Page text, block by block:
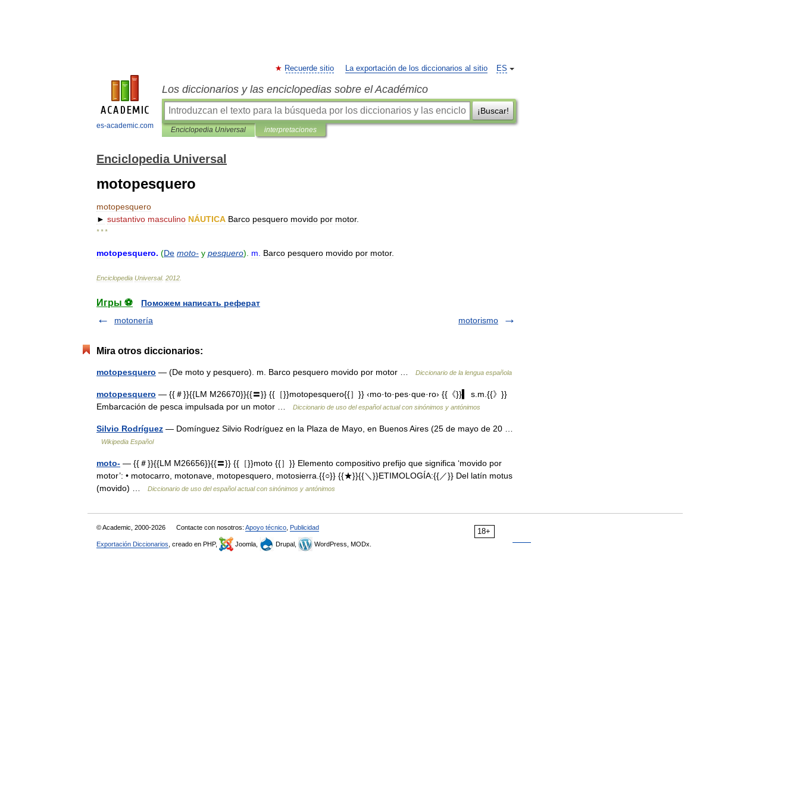
es-academic.com
ES
Recuerde sitio La exportación de los diccionarios al sitio
Los diccionarios y las enciclopedias sobre el Académico
¡Buscar!
Enciclopedia Universal interpretaciones
Enciclopedia Universal
motopesquero
motopesquero
► sustantivo masculino NÁUTICA Barco pesquero movido por motor.
* * *
motopesquero. (De moto- y pesquero). m Barco pesquero movido por motor.
Enciclopedia Universal. 2012
Игры ⚽
Поможем написать реферат
motonería
motorismo
Mira otros diccionarios:
motopesquero — (De moto y pesquero). m. Barco pesquero movido por motor … Diccionario de la lengua española
motopesquero — {{＃}}{{LM M26670}}{{〓}} {{［}}motopesquero{{］}} ‹mo·to·pes·que·ro› {{《}}▍ s.m.{{》}}
Embarcación de pesca impulsada por un motor …
Diccionario de uso del español actual con sinónimos y antónimos
Silvio Rodríguez — Domínguez Silvio Rodríguez en la Plaza de Mayo, en Buenos Aires (25 de mayo de 20 …
Wikipedia Español
moto- — {{＃}}{{LM M26656}}{{〓}} {{［}}moto {{］}} Elemento compositivo prefijo que significa ‘movido por
motor’: • motocarro, motonave, motopesquero, motosierra.{{○}} {{★}}{{＼}}ETIMOLOGÍA:{{／}} Del latín motus
(movido) …
Diccionario de uso del español actual con sinónimos y antónimos
18+
© Academic, 2000-2026 Contacte con nosotros: Apoyo técnico Publicidad
Exportación Diccionarios , creado en PHP, Joomla, Drupal, WordPress, MODx.